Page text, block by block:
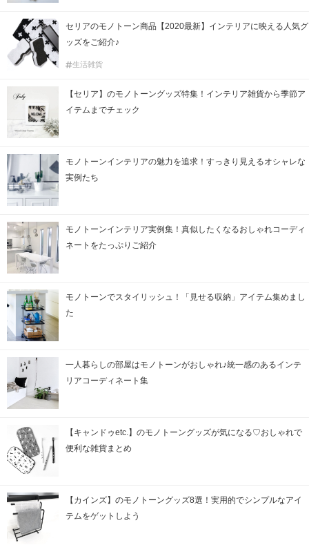
セリアのモノトーン商品【2020最新】インテリアに映える人気グ
ッズをご紹介♪
生活雑貨
【セリア】のモノトーングッズ特集！インテリア雑貨から季節ア
イテムまでチェック
モノトーンインテリアの魅力を追求！すっきり見えるオシャレな
実例たち
モノトーンインテリア実例集！真似したくなるおしゃれコーディ
ネートをたっぷりご紹介
モノトーンでスタイリッシュ！「見せる収納」アイテム集めまし
た
一人暮らしの部屋はモノトーンがおしゃれ♪統一感のあるインテ
リアコーディネート集
【キャンドゥetc.】のモノトーングッズが気になる♡おしゃれで
便利な雑貨まとめ
【カインズ】のモノトーングッズ8選！実用的でシンプルなアイ
テムをゲットしよう